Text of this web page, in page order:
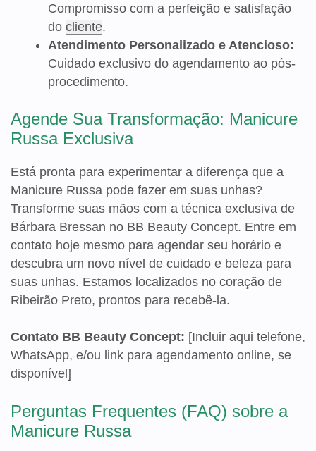
Compromisso com a perfeição e satisfação
do cliente.
Atendimento Personalizado e Atencioso:
Cuidado exclusivo do agendamento ao pós-
procedimento.
Agende Sua Transformação: Manicure
Russa Exclusiva
Está pronta para experimentar a diferença que a
Manicure Russa pode fazer em suas unhas?
Transforme suas mãos com a técnica exclusiva de
Bárbara Bressan no BB Beauty Concept. Entre em
contato hoje mesmo para agendar seu horário e
descubra um novo nível de cuidado e beleza para
suas unhas. Estamos localizados no coração de
Ribeirão Preto, prontos para recebê-la.
Contato BB Beauty Concept: [Incluir aqui telefone,
WhatsApp, e/ou link para agendamento online, se
disponível]
Perguntas Frequentes (FAQ) sobre a
Manicure Russa